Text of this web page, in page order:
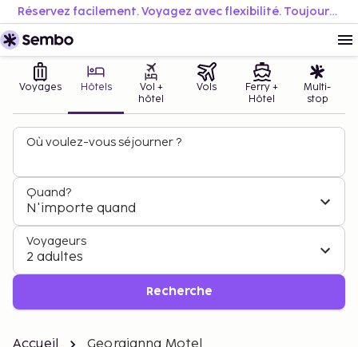
Réservez facilement. Voyagez avec flexibilité. Toujours au meilleur prix.
Voyages Hôtels
Vol +
hôtel
Vols
Ferry +
Hôtel
Multi-
stop
Où voulez-vous séjourner ?
Quand?
N'importe quand
Voyageurs
2 adultes
Recherche